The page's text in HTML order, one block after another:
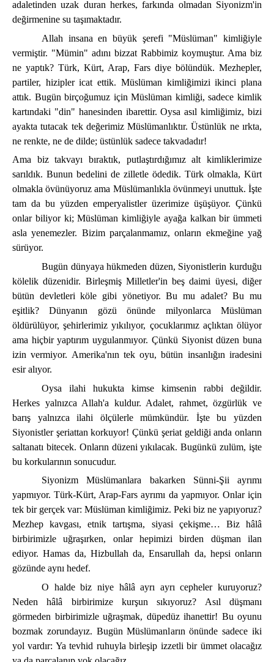
adaletinden uzak duran herkes, farkında olmadan Siyonizm'in
değirmenine su taşımaktadır.
Allah insana en büyük şerefi "Müslüman" kimliğiyle
vermiştir. "Mümin" adını bizzat Rabbimiz koymuştur. Ama biz
ne yaptık? Türk, Kürt, Arap, Fars diye bölündük. Mezhepler,
partiler, hizipler icat ettik. Müslüman kimliğimizi ikinci plana
attık. Bugün birçoğumuz için Müslüman kimliği, sadece kimlik
kartındaki "din" hanesinden ibarettir. Oysa asıl kimliğimiz, bizi
ayakta tutacak tek değerimiz Müslümanlıktır. Üstünlük ne ırkta,
ne renkte, ne de dilde; üstünlük sadece takvadadır!
Ama biz takvayı bıraktık, putlaştırdığımız alt kimliklerimize
sarıldık. Bunun bedelini de zilletle ödedik. Türk olmakla, Kürt
olmakla övünüyoruz ama Müslümanlıkla övünmeyi unuttuk. İşte
tam da bu yüzden emperyalistler üzerimize üşüşüyor. Çünkü
onlar biliyor ki; Müslüman kimliğiyle ayağa kalkan bir ümmeti
asla yenemezler. Bizim parçalanmamız, onların ekmeğine yağ
sürüyor.
Bugün dünyaya hükmeden düzen, Siyonistlerin kurduğu
kölelik düzenidir. Birleşmiş Milletler'in beş daimi üyesi, diğer
bütün devletleri köle gibi yönetiyor. Bu mu adalet? Bu mu
eşitlik? Dünyanın gözü önünde milyonlarca Müslüman
öldürülüyor, şehirlerimiz yıkılıyor, çocuklarımız açlıktan ölüyor
ama hiçbir yaptırım uygulanmıyor. Çünkü Siyonist düzen buna
izin vermiyor. Amerika'nın tek oyu, bütün insanlığın iradesini
esir alıyor.
Oysa ilahi hukukta kimse kimsenin rabbi değildir.
Herkes yalnızca Allah'a kuldur. Adalet, rahmet, özgürlük ve
barış yalnızca ilahi ölçülerle mümkündür. İşte bu yüzden
Siyonistler şeriattan korkuyor! Çünkü şeriat geldiği anda onların
saltanatı bitecek. Onların düzeni yıkılacak. Bugünkü zulüm, işte
bu korkularının sonucudur.
Siyonizm Müslümanlara bakarken Sünni-Şii ayrımı
yapmıyor. Türk-Kürt, Arap-Fars ayrımı da yapmıyor. Onlar için
tek bir gerçek var: Müslüman kimliğimiz. Peki biz ne yapıyoruz?
Mezhep kavgası, etnik tartışma, siyasi çekişme… Biz hâlâ
birbirimizle uğraşırken, onlar hepimizi birden düşman ilan
ediyor. Hamas da, Hizbullah da, Ensarullah da, hepsi onların
gözünde aynı hedef.
O halde biz niye hâlâ ayrı ayrı cepheler kuruyoruz?
Neden hâlâ birbirimize kurşun sıkıyoruz? Asıl düşmanı
görmeden birbirimizle uğraşmak, düpedüz ihanettir! Bu oyunu
bozmak zorundayız. Bugün Müslümanların önünde sadece iki
yol vardır: Ya tevhid ruhuyla birleşip izzetli bir ümmet olacağız